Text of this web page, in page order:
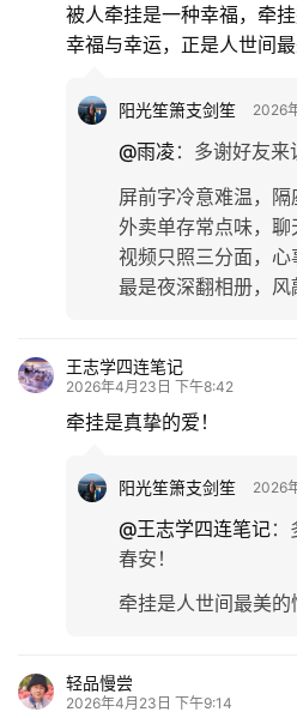
被人牵挂是一种幸福，牵
幸福与幸运，正是人世间
阳光笙箫支剑笙 2026
@雨凌 ： 多谢好友来
屏前字冷意难温，隔
外卖单存常点味，聊
视频只照三分面，心
最是夜深翻相册，风
王志学四连笔记
2026年4月23日 下午8:42
牵挂是真挚的爱！
阳光笙箫支剑笙 2026
@王志学四连笔记：
春安！
牵挂是人世间最美的
轻品慢尝
2026年4月23日 下午9:14